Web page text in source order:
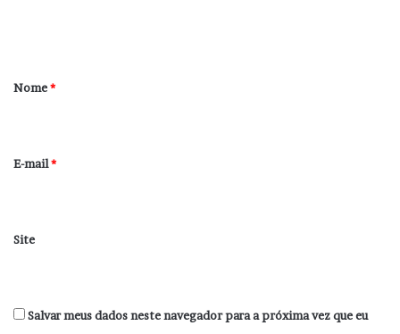
r
*
Nome*
E-mail*
Site
Salvar meus dados neste navegador para a próxima vez que eu